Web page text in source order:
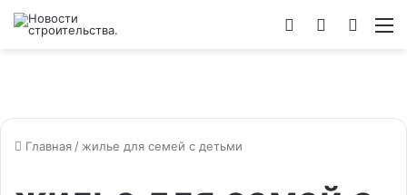
Switch
Войти
Главная / жилье для семей с детьми